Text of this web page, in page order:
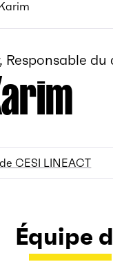
Responsable
CESI LINEACT
Équipe